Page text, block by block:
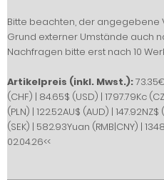
Bitte beachten, der angegebene
Grund externer Umstände auch
Nachfragen bitte erst nach 10
Artikelpreis (inkl. Mwst.):
(CHF) | 84.65$ (USD) | 1797.79Kc
(PLN) | 122.52AU$ (AUD) |
(SEK) | 582.93Yuan (RMB|CNY) |
02.04.26<<